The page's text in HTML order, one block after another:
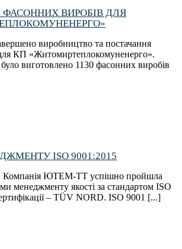
ВИРОБІВ ДЛЯ
виробництво та постачання
КП «Житомиртеплокомуненерго».
виготовлено 1130 фасонних виробів
ISO 9001:2015
Компанія ЮТЕМ-ТТ успішно пройшла
менеджменту якості за стандартом ISO
– TÜV NORD. ISO 9001 [...]